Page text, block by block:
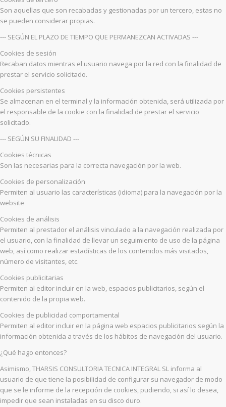
Son aquellas que son recabadas y gestionadas por un tercero, estas no
se pueden considerar propias.
--- SEGÚN EL PLAZO DE TIEMPO QUE PERMANEZCAN ACTIVADAS ---
Cookies de sesión
Recaban datos mientras el usuario navega por la red con la finalidad de
prestar el servicio solicitado.
Cookies persistentes
Se almacenan en el terminal y la información obtenida, será utilizada por
el responsable de la cookie con la finalidad de prestar el servicio
solicitado.
--- SEGÚN SU FINALIDAD ---
Cookies técnicas
Son las necesarias para la correcta navegación por la web.
Cookies de personalización
Permiten al usuario las características (idioma) para la navegación por la
website
Cookies de análisis
Permiten al prestador el análisis vinculado a la navegación realizada por
el usuario, con la finalidad de llevar un seguimiento de uso de la página
web, así como realizar estadísticas de los contenidos más visitados,
número de visitantes, etc.
Cookies publicitarias
Permiten al editor incluir en la web, espacios publicitarios, según el
contenido de la propia web.
Cookies de publicidad comportamental
Permiten al editor incluir en la página web espacios publicitarios según la
información obtenida a través de los hábitos de navegación del usuario.
¿Qué hago entonces?
Asimismo, THARSIS CONSULTORIA TECNICA INTEGRAL SL informa al
usuario de que tiene la posibilidad de configurar su navegador de modo
que se le informe de la recepción de cookies, pudiendo, si así lo desea,
impedir que sean instaladas en su disco duro.